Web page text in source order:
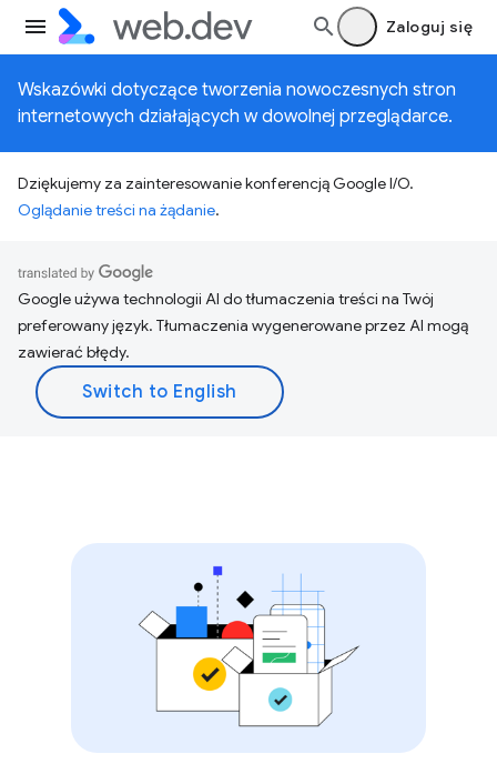
Zaloguj się
Wskazówki dotyczące tworzenia nowoczesnych stron
internetowych działających w dowolnej przeglądarce.
Dziękujemy za zainteresowanie konferencją Google I/O.
Oglądanie treści na żądanie.
Google używa technologii AI do tłumaczenia treści na Twój
preferowany język. Tłumaczenia wygenerowane przez AI mogą
zawierać błędy.